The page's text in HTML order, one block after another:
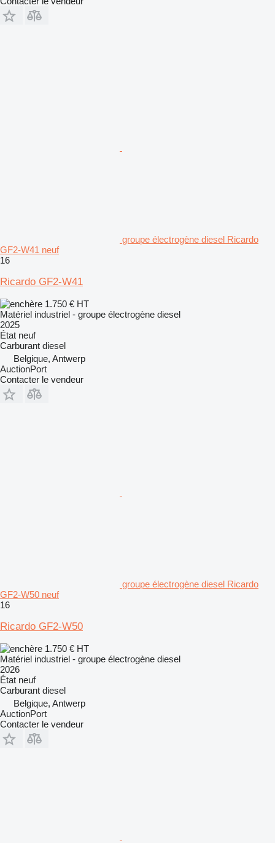
groupe électrogène diesel Ricardo
GF2-W41 neuf
16
Ricardo GF2-W41
1.750 € HT
Matériel industriel - groupe électrogène diesel
2025
État neuf
Carburant diesel
Belgique, Antwerp
AuctionPort
Contacter le vendeur
groupe électrogène diesel Ricardo
GF2-W50 neuf
16
Ricardo GF2-W50
1.750 € HT
Matériel industriel - groupe électrogène diesel
2026
État neuf
Carburant diesel
Belgique, Antwerp
AuctionPort
Contacter le vendeur